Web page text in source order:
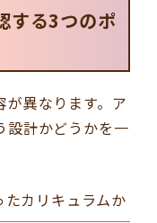
する3つのポ
異なります。ア
設計かどうかを一
カリキュラムか